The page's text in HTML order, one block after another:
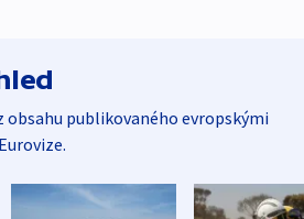
obsahu publikovaného evropskými